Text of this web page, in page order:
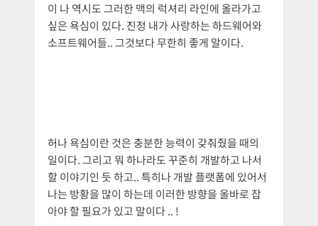
이 나 역시도 그러한 맥의 럭셔리 라인에 올라가고
싶은 욕심이 있다. 진정 내가 사랑하는 하드웨어와
소프트웨어들.. 그것보다 무한히 좋게 말이다.
허나 욕심이란 것은 충분한 능력이 갖춰줬을 때의
일이다. 그리고 뭐 하나라도 꾸준히 개발하고 나서
할 이야기인 듯 하고.. 특히나 개발 플랫폼에 있어서
나는 방황을 많이 하는데 이러한 방향을 올바로 잡
아야 할 필요가 있고 말이다 .. !